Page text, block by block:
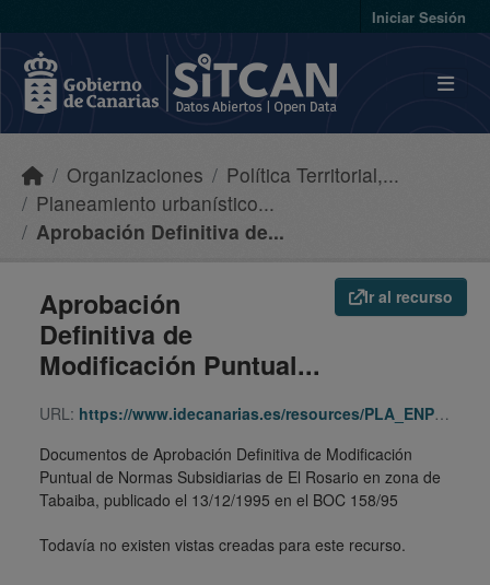
Iniciar Sesión
Organizaciones
Política Territorial,...
Planeamiento urbanístico...
Aprobación Definitiva de...
Ir al recurso
Aprobación
Definitiva de
Modificación Puntual...
URL: https://www.idecanarias.es/resources/PLA_ENP_URB/URB_PLA/TF/Rosa/MPNNSS_ZT/indice.html
Documentos de Aprobación Definitiva de Modificación
Puntual de Normas Subsidiarias de El Rosario en zona de
Tabaiba, publicado el 13/12/1995 en el BOC 158/95
Todavía no existen vistas creadas para este recurso.